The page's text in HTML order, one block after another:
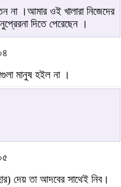
না ।আমার ওই খালারা নিজেদের
দিতে পেরেছেন ।
মানুষ হইল না ।
দেয় তা আদবের সাথেই নিব।